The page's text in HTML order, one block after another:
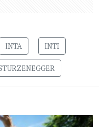
INTA INTI